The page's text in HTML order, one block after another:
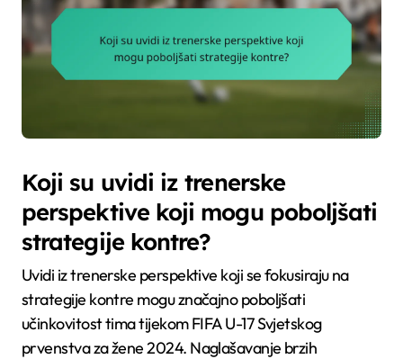
Koji su uvidi iz trenerske
perspektive koji mogu poboljšati
strategije kontre?
Uvidi iz trenerske perspektive koji se fokusiraju na
strategije kontre mogu značajno poboljšati
učinkovitost tima tijekom FIFA U-17 Svjetskog
prvenstva za žene 2024. Naglašavanje brzih